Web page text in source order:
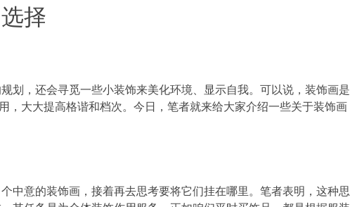
择
，还会寻觅一些小装饰来美化环境、显示自我。可以说，装饰画是
，大大提高格谐和档次。今日，笔者就来给大家介绍一些关于装饰画
中意的装饰画，接着再去思考要将它们挂在哪里。笔者表明，这种思